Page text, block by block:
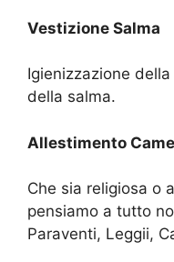
Vestizione Salma
Igienizzazione
della salma.
Allestimento
Che sia religiosa o
pensiamo a tutto
Paraventi, Leggii,